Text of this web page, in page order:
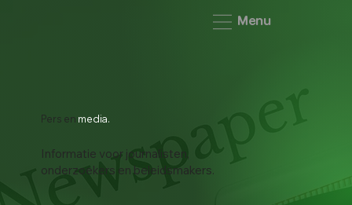
Menu
Pers en media.
Informatie voor journalisten,
onderzoekers en beleidsmakers.